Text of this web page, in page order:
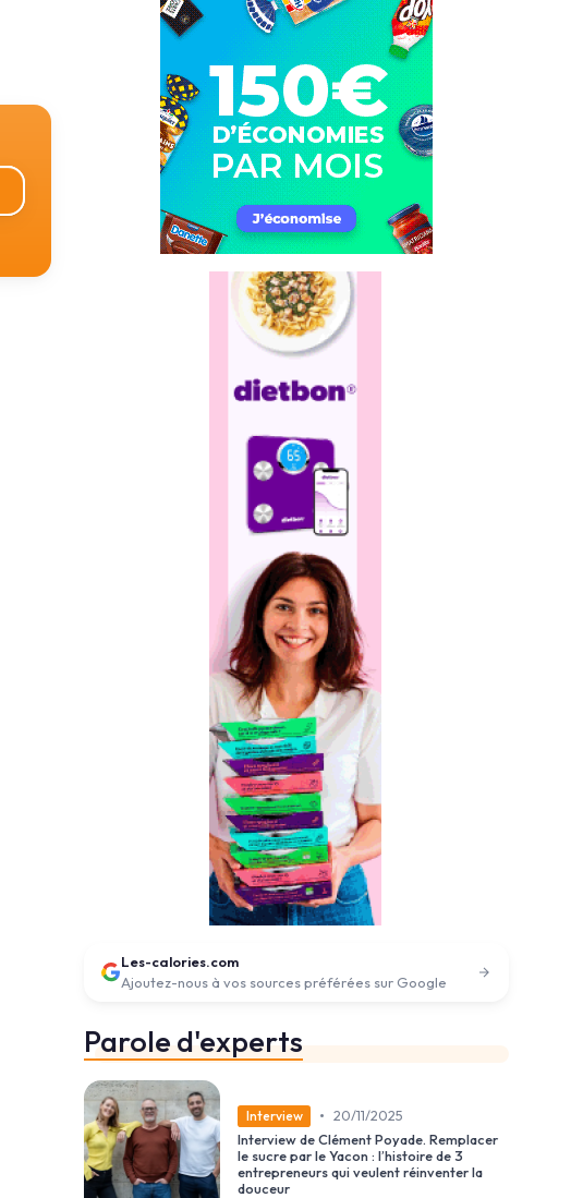
Les-calories.com
Ajoutez-nous à vos sources préférées sur Google
Parole d'experts
Interview • 20/11/2025
Interview de Clément Poyade. Remplacer
le sucre par le Yacon : l’histoire de 3
entrepreneurs qui veulent réinventer la
douceur